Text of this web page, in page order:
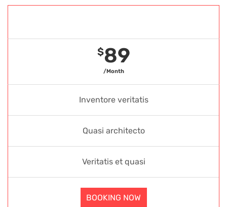
$89
/Month
Inventore veritatis
Quasi architecto
Veritatis et quasi
BOOKING NOW